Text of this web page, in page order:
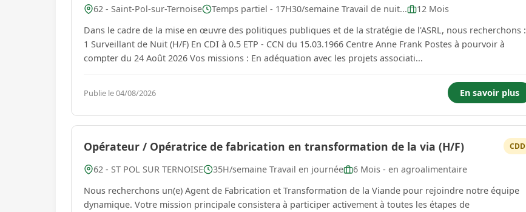
62 - Saint-Pol-sur-Ternoise Temps partiel - 17H30/semaine Travail de nuit...
12 Mois
Dans le cadre de la mise en œuvre des politiques publiques et de la stratégie de l'ASRL, nous recherchons :
1 Surveillant de Nuit (H/F) En CDI à 0.5 ETP - CCN du 15.03.1966 Centre Anne Frank Postes à pourvoir à
compter du 24 Août 2026 Vos missions : En adéquation avec les projets associati...
Publie le 04/08/2026 En savoir plus
Opérateur / Opératrice de fabrication en transformation de la via (H/F) CDD
62 - ST POL SUR TERNOISE 35H/semaine Travail en journée
6 Mois - en agroalimentaire
Nous recherchons un(e) Agent de Fabrication et Transformation de la Viande pour rejoindre notre équipe
dynamique. Votre mission principale consistera à participer activement à toutes les étapes de